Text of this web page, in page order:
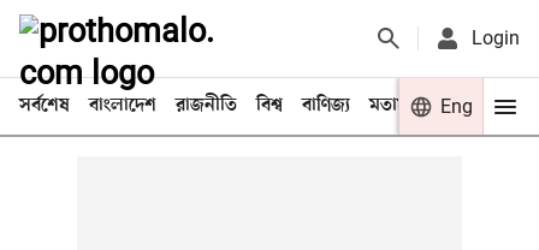
Login
সর্বশেষ বাংলাদেশ রাজনীতি বিশ্ব বাণিজ্য মতামত খেলা
Eng